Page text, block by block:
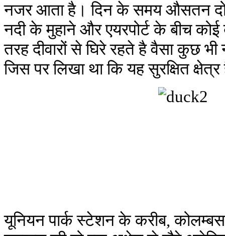
नजर आता है। दिन के समय औसतन दो
नदी के मुहाने और एयरपोर्ट के बीच कोई
तरह दीवारों से घिरे रहते है वैसा कुछ
जिस पर लिखा था कि यह सुरक्षित
यूनियन पार्क स्टेशन के करीब,